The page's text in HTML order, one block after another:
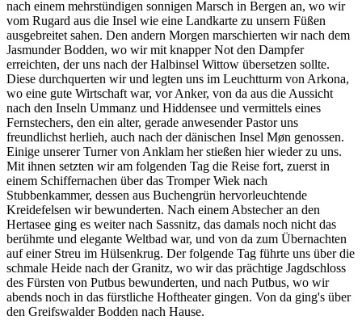
nach einem mehrstündigen sonnigen Marsch in Bergen an, wo wir
vom Rugard aus die Insel wie eine Landkarte zu unsern Füßen
ausgebreitet sahen. Den andern Morgen marschierten wir nach dem
Jasmunder Bodden, wo wir mit knapper Not den Dampfer
erreichten, der uns nach der Halbinsel Wittow übersetzen sollte.
Diese durchquerten wir und legten uns im Leuchtturm von Arkona,
wo eine gute Wirtschaft war, vor Anker, von da aus die Aussicht
nach den Inseln Ummanz und Hiddensee und vermittels eines
Fernstechers, den ein alter, gerade anwesender Pastor uns
freundlichst herlieh, auch nach der dänischen Insel Møn genossen.
Einige unserer Turner von Anklam her stießen hier wieder zu uns.
Mit ihnen setzten wir am folgenden Tag die Reise fort, zuerst in
einem Schiffernachen über das Tromper Wiek nach
Stubbenkammer, dessen aus Buchengrün hervorleuchtende
Kreidefelsen wir bewunderten. Nach einem Abstecher an den
Hertasee ging es weiter nach Sassnitz, das damals noch nicht das
berühmte und elegante Weltbad war, und von da zum Übernachten
auf einer Streu im Hülsenkrug. Der folgende Tag führte uns über die
schmale Heide nach der Granitz, wo wir das prächtige Jagdschloss
des Fürsten von Putbus bewunderten, und nach Putbus, wo wir
abends noch in das fürstliche Hoftheater gingen. Von da ging's über
den Greifswalder Bodden nach Hause.